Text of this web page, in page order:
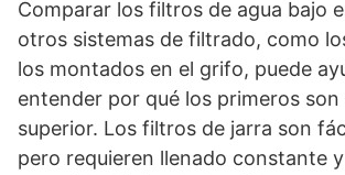
Comparar los filtros de agua bajo
otros sistemas de filtrado, como
los montados en el grifo, puede
entender por qué los primeros
superior. Los filtros de jarra son
pero requieren llenado constante